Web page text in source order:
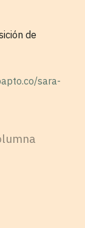
de
sara-